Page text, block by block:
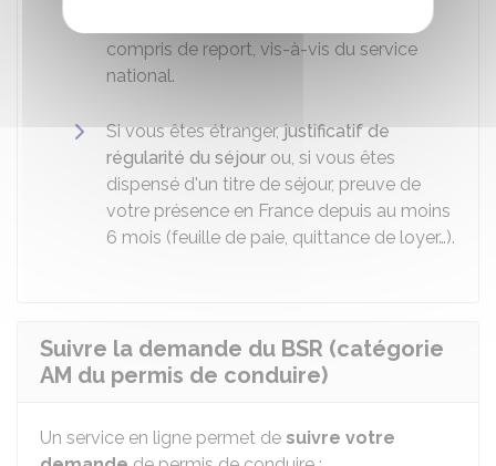
compris de report, vis-à-vis du service
national.
Si vous êtes étranger,justificatif de
régularité du séjour ou, si vous êtes
dispensé d'un titre de séjour, preuve de
votre présence en France depuis au moins
6 mois (feuille de paie, quittance de loyer…).
Suivre la demande du BSR (catégorie
AM du permis de conduire)
Un service en ligne permet de suivre votre